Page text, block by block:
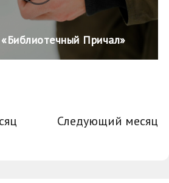
Причал»
Следующий месяц